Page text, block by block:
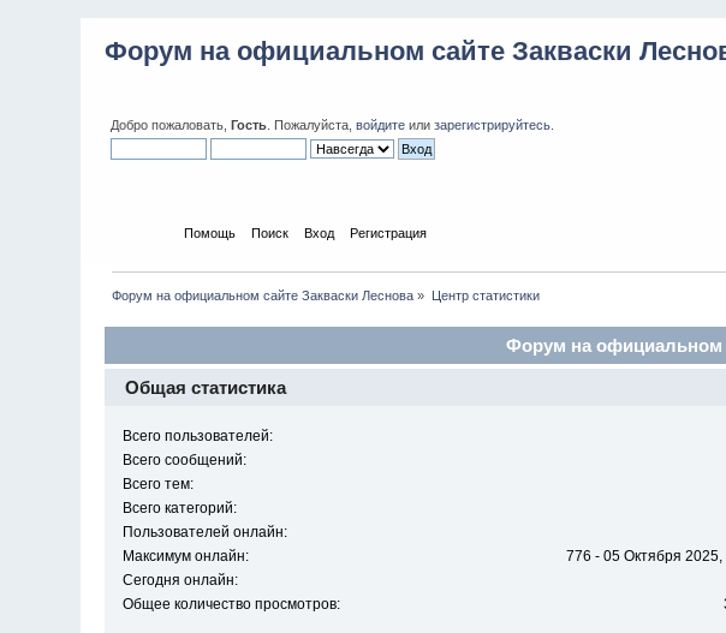
Форум на официальном сайте Закваски
Добро пожаловать,Гость . Пожалуйста,войдите илизарегистрируйтесь
Помощь Поиск Вход Регистрация
Форум на официальном сайте Закваски Леснова » Центр статистики
Форум на официальном
Общая статистика
Всего пользователей:
Всего сообщений:
Всего тем:
Всего категорий:
Пользователей онлайн:
Максимум онлайн:
776 - 05 Октября 2025,
Сегодня онлайн:
Общее количество просмотров: